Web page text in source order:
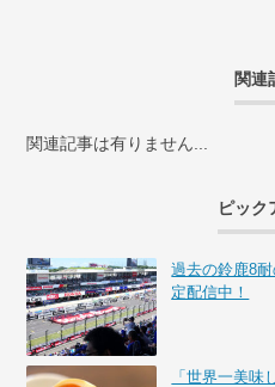
関連
関連記事は有りません...
ピック
過去の鈴鹿8
定配信中！
「世界一美味